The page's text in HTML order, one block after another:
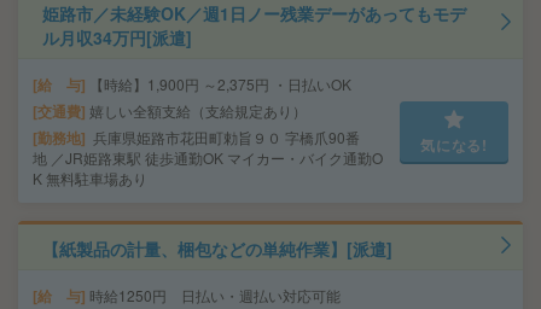
姫路市／未経験OK／週1日ノー残業デーがあってもモデ
ル月収34万円[派遣]
給 与 【時給】1,900円 ～2,375円 ・日払いOK
交通費 嬉しい全額支給（支給規定あり）
勤務地 兵庫県姫路市花田町勅旨９０ 字橋爪90番
地 ／JR姫路東駅 徒歩通勤OK マイカー・バイク通勤O
K 無料駐車場あり
気になる!
【紙製品の計量、梱包などの単純作業】[派遣]
給 与 時給1250円 日払い・週払い対応可能